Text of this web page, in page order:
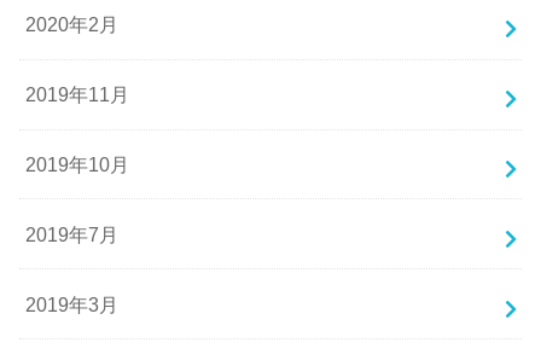
2020年2月
2019年11月
2019年10月
2019年7月
2019年3月